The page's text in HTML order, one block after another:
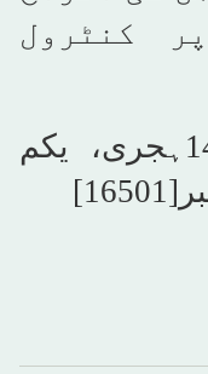
کنٹرول
جمعرات-20 رجب 1445ہجری، یکم